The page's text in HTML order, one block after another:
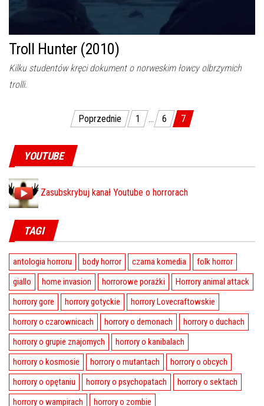
Troll Hunter (2010)
Kilku studentów kręci dokument o norweskim łowcy olbrzymich
trolli.
Stronicowanie wpisów
Poprzednie 1 … 6 7
YOUTUBE
Zasubskrybuj kanał Youtube o horrorach
TAGI
antologia horroru body horror czarna komedia
folk horror
giallo
home invasion horrorowe porażki
Horrory animal attack
horrory gore
horrory gotyckie
horrory Lovecraftowskie
horrory o czarownicach
horrory o demonach
horrory o duchach
horrory o grupie znajomych
horrory o kanibalach
horrory o kosmosie
horrory o mutantach
horrory o obcych
horrory o opętaniu
horrory o psychopatach
horrory o sektach
horrory o wampirach
horrory o zombie